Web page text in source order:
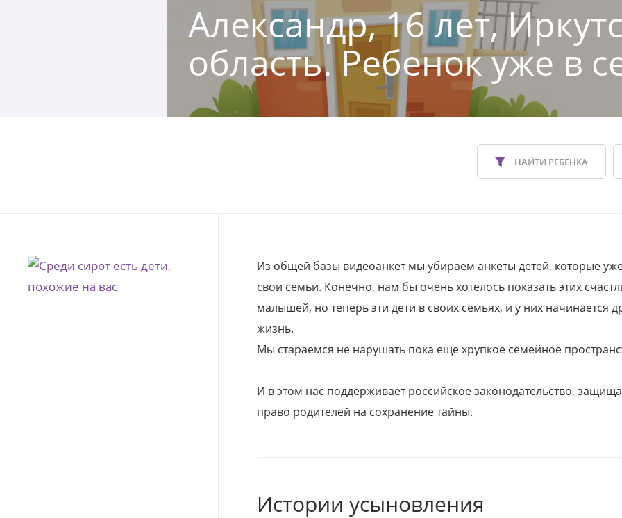
Александр, 16 лет,
область. Ребенок уже в
НАЙТИ РЕБЕНКА
Из общей базы видеоанкет мы убираем анкеты детей, которые
свои семьи. Конечно, нам бы очень хотелось показать этих
малышей, но теперь эти дети в своих семьях, и у них начинается
жизнь.
Мы стараемся не нарушать пока еще хрупкое семейное
И в этом нас поддерживает российское законодательство,
право родителей на сохранение тайны.
Истории усыновления